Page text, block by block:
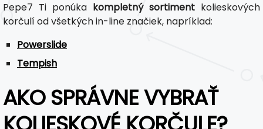
Pepe7 Ti ponúka kompletný sortiment kolieskových
korčulí od všetkých in-line značiek, napríklad:
Powerslide
Tempish
AKO SPRÁVNE VYBRAŤ